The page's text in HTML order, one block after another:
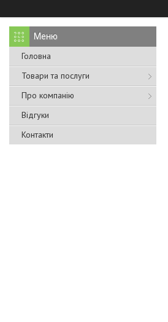
Головна
Товари та послуги
Про компанію
Відгуки
Контакти